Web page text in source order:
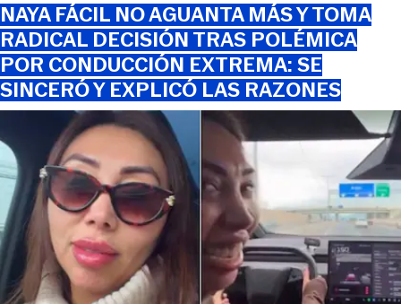
NAYA FÁCIL NO AGUANTA MÁS Y TOMA
RADICAL DECISIÓN TRAS POLÉMICA
POR CONDUCCIÓN EXTREMA: SE
SINCERÓ Y EXPLICÓ LAS RAZONES